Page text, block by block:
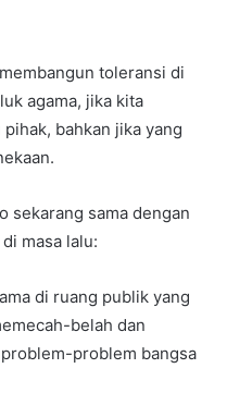
toleransi di
agama, jika kita
bahkan jika yang
sekarang sama dengan
masa lalu:
di ruang publik yang
belah dan
problem bangsa